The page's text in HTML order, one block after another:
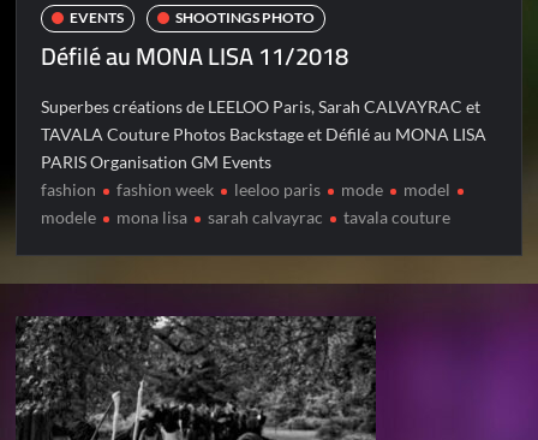
EVENTS SHOOTINGS PHOTO
Défilé au MONA LISA 11/2018
Superbes créations de LEELOO Paris, Sarah CALVAYRAC et
TAVALA Couture Photos Backstage et Défilé au MONA LISA
PARIS Organisation GM Events
fashion
fashion week leeloo paris mode
model
modele
mona lisa sarah calvayrac tavala couture